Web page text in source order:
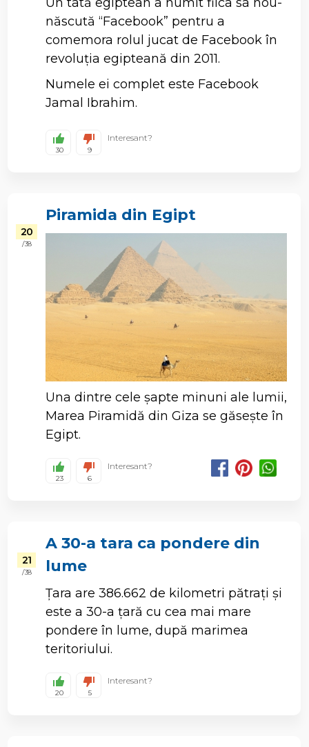
născută “Facebook” pentru a
comemora rolul jucat de Facebook în
revoluția egipteană din 2011.
Numele ei complet este Facebook
Jamal Ibrahim.
30 9
Interesant?
20
/ 38
Piramida din Egipt
Una dintre cele șapte minuni ale lumii,
Marea Piramidă din Giza se găsește în
Egipt.
23 6
Interesant?
21
/ 38
A 30-a tara ca pondere din
lume
Țara are 386.662 de kilometri pătrați și
este a 30-a țară cu cea mai mare
pondere în lume, după marimea
teritoriului.
20 5
Interesant?